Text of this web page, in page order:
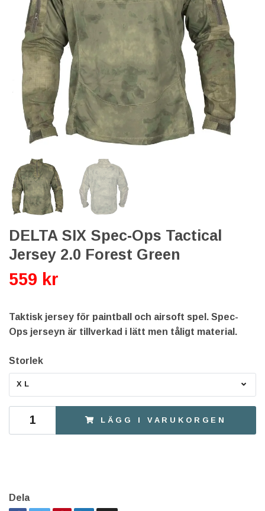
DELTA SIX Spec-Ops Tactical
Jersey 2.0 Forest Green
559 kr
Taktisk jersey för paintball och airsoft spel. Spec-
Ops jerseyn är tillverkad i lätt men tåligt material.
Storlek
XL
LÄGG I VARUKORGEN
Dela